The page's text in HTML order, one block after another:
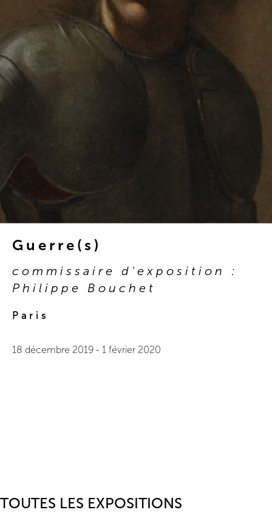
Guerre(s)
commissaire d'exposition :
Philippe Bouchet
Paris
18 décembre 2019 - 1 février 2020
TOUTES LES EXPOSITIONS